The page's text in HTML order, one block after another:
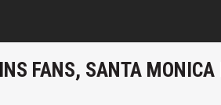
FANS, SANTA MONICA